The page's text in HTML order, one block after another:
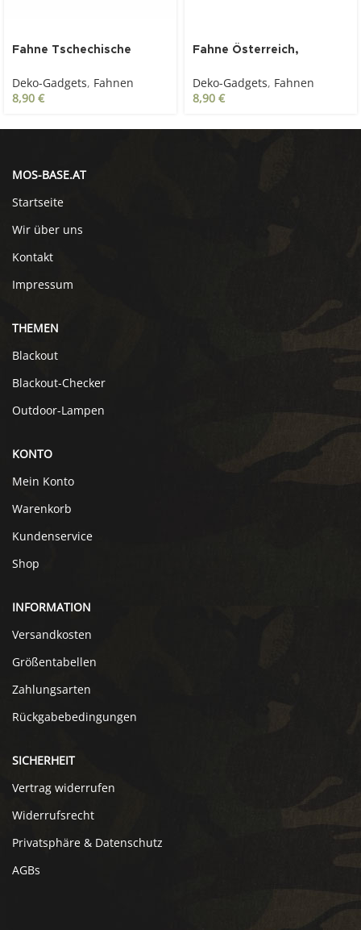
Fahne Tschechische
150 cm
Deko-Gadgets, Fahnen
8,90 €
Fahne Österreich,
Deko-Gadgets, Fahnen
8,90 €
MOS-BASE.AT
Startseite
Wir über uns
Kontakt
Impressum
THEMEN
Blackout
Blackout-Checker
Outdoor-Lampen
KONTO
Mein Konto
Warenkorb
Kundenservice
Shop
INFORMATION
Versandkosten
Größentabellen
Zahlungsarten
Rückgabebedingungen
SICHERHEIT
Vertrag widerrufen
Widerrufsrecht
Privatsphäre & Datenschutz
AGBs